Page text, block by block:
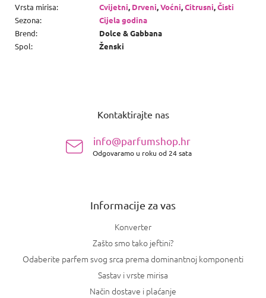
Vrsta mirisa: Cvijetni, Drveni,Voćni,Citrusni,Čisti
Sezona:
Cijela godina
Brend:
Dolce & Gabbana
Spol: Ženski
Kontaktirajte nas
info@parfumshop.hr
Odgovaramo u roku od 24 sata
Informacije za vas
Konverter
Zašto smo tako jeftini?
Odaberite parfem svog srca prema dominantnoj komponenti
Sastav i vrste mirisa
Način dostave i plaćanje